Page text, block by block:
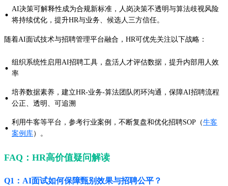
· AI决策可解释性成为合规新标准，人岗决策不透明与算法歧视风险
将持续优化，提升HR与业务、候选人三方信任。
随着AI面试技术与招聘管理平台融合，HR可优先关注以下战略：
· 组织系统性启用AI招聘工具，盘活人才评估数据，提升内部用人效
率
· 培养数据素养，建立HR-业务-算法团队闭环沟通，保障AI招聘流程
公正、透明、可追溯
· 利用牛客等平台，参考行业案例，不断复盘和优化招聘SOP（牛客
案例库）。
FAQ：HR高价值疑问解读
Q1：AI面试如何保障甄别效果与招聘公平？